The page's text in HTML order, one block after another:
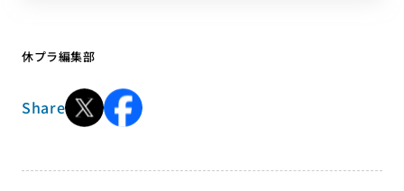
休プラ編集部
Share